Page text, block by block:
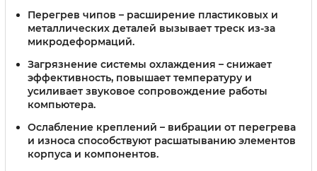
Перегрев чипов – расширение пластиковых и
металлических деталей вызывает треск из-за
микродеформаций.
Загрязнение системы охлаждения – снижает
эффективность, повышает температуру и
усиливает звуковое сопровождение работы
компьютера.
Ослабление креплений – вибрации от перегрева
и износа способствуют расшатыванию элементов
корпуса и компонентов.